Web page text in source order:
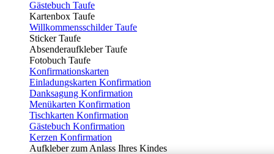
Gästebuch Taufe
Kartenbox Taufe
Willkommensschilder Taufe
Sticker Taufe
Absenderaufkleber Taufe
Fotobuch Taufe
Konfirmationskarten
Einladungskarten Konfirmation
Danksagung Konfirmation
Menükarten Konfirmation
Tischkarten Konfirmation
Gästebuch Konfirmation
Kerzen Konfirmation
Aufkleber zum Anlass Ihres Kindes